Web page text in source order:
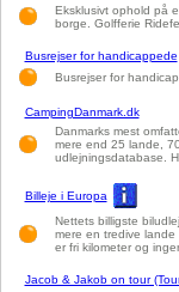
Eksklusivt ophold på
borge. Golfferie
Busrejser for handicappede
Busrejser for
CampingDanmark.dk
Danmarks mest
mere end 25 lande,
udlejningsdatabase.
Billeje i Europa
Nettets billigste
mere en tredive
er fri kilometer og
Jacob & Jakob on tour